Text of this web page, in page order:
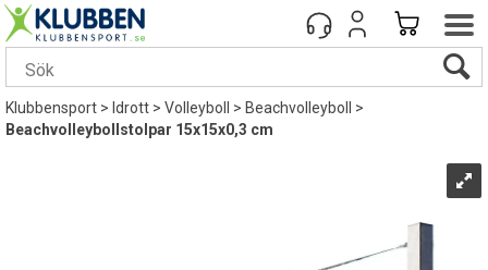
Klubbensport> Idrott>Volleyboll >Beachvolleyboll
>
Beachvolleybollstolpar 15x15x0,3 cm